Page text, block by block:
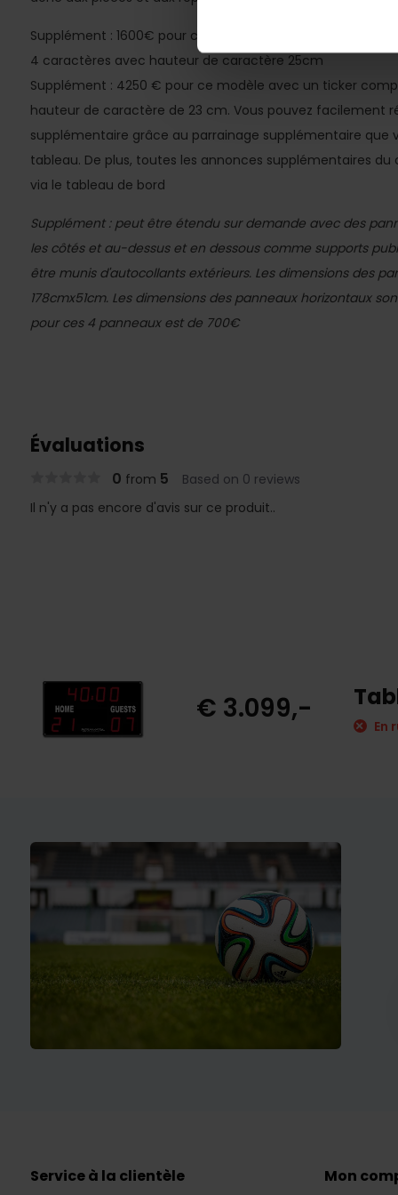
Supplément : 1600€ pour ce modèle de planche avec
4 caractères avec hauteur de caractère 25cm
Supplément : 4250 € pour ce modèle avec un ticker
hauteur de caractère de 23 cm. Vous pouvez facilement
supplémentaire grâce au parrainage supplémentaire que
tableau. De plus, toutes les annonces supplémentaires
via le tableau de bord
Supplément : peut être étendu sur demande avec des
les côtés et au-dessus et en dessous comme supports
être munis d'autocollants extérieurs. Les dimensions des
178cmx51cm. Les dimensions des panneaux horizontaux
pour ces 4 panneaux est de 700€
Évaluations
0 from 5 Based on 0 reviews
Il n'y a pas encore d'avis sur ce produit..
€ 3.099,-
En
Service à la clientèle Mon